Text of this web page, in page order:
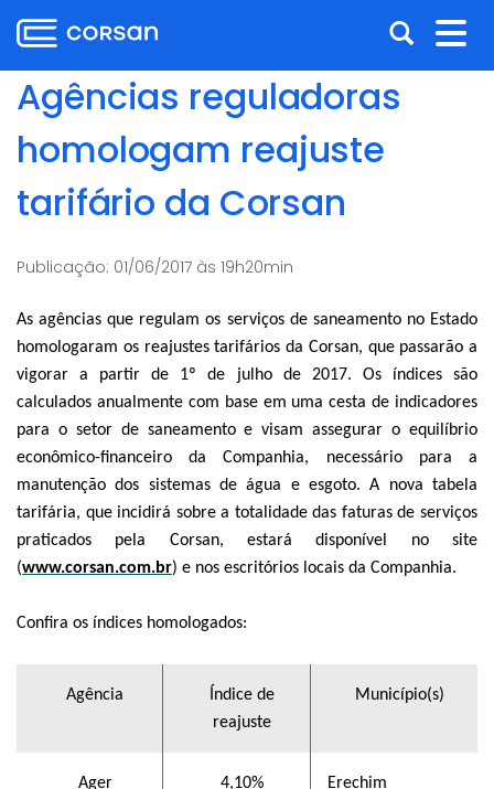
para
o
conteúdo
para
menu
para
o
conteúdo
Abrir
a
busca
Agências reguladoras
homologam reajuste
tarifário da Corsan
Publicação: 01/06/2017 às 19h20min
As agências que regulam os serviços de saneamento no Estado
homologaram os reajustes tarifários da Corsan, que passarão a
vigorar a partir de 1º de julho de 2017. Os índices são
calculados anualmente com base em uma cesta de indicadores
para o setor de saneamento e visam assegurar o equilíbrio
econômico-financeiro da Companhia, necessário para a
manutenção dos sistemas de água e esgoto. A nova tabela
tarifária, que incidirá sobre a totalidade das faturas de serviços
praticados pela Corsan, estará disponível no site
(www.corsan.com.br) e nos escritórios locais da Companhia.
Confira os índices homologados:
Agência
Índice de
reajuste
Município(s)
Ager 4,10% Erechim